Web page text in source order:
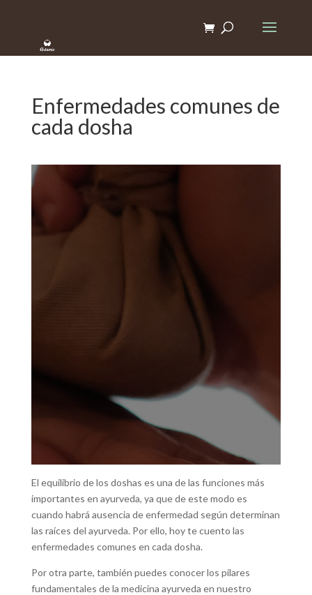
Enfermedades comunes de
cada dosha
El equilibrio de los doshas es una de las funciones más
importantes en ayurveda, ya que de este modo es
cuando habrá ausencia de enfermedad según determinan
las raíces del ayurveda. Por ello, hoy te cuento las
enfermedades comunes en cada dosha.
Por otra parte, también puedes conocer los pilares
fundamentales de la medicina ayurveda en nuestro